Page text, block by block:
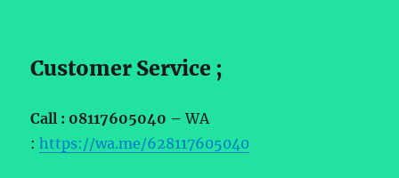
Customer Service ;
Call : 08117605040 –WA
:https://wa.me/628117605040